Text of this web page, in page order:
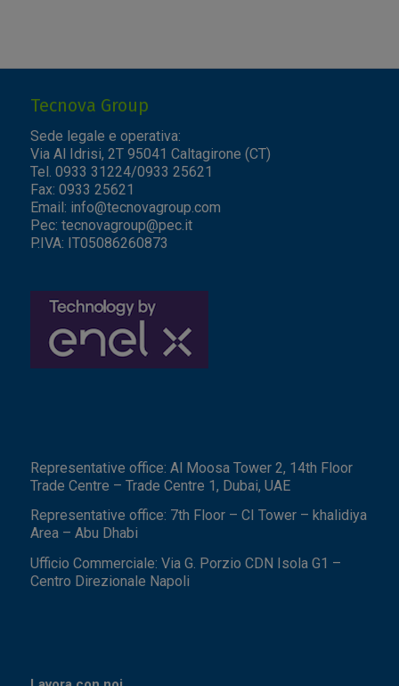
Tecnova Group
Sede legale e operativa:
Via Al Idrisi, 2T 95041 Caltagirone (CT)
Tel. 0933 31224/0933 25621
Fax: 0933 25621
Email: info@tecnovagroup.com
Pec: tecnovagroup@pec.it
P.IVA: IT05086260873
Representative office: Al Moosa Tower 2, 14th Floor
Trade Centre – Trade Centre 1, Dubai, UAE
Representative office: 7th Floor – CI Tower – khalidiya
Area – Abu Dhabi
Ufficio Commerciale: Via G. Porzio CDN Isola G1 –
Centro Direzionale Napoli